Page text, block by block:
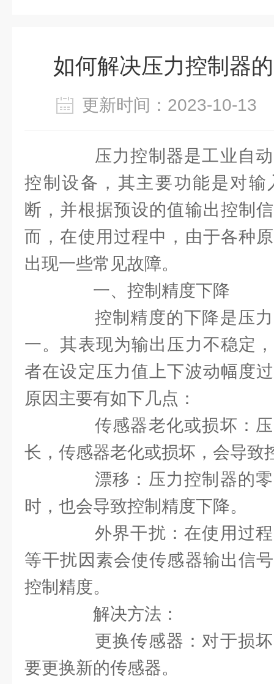
如何解决压力控制器
更新时间：2023-10-
压力控制器是工业自动
控制设备，其主要功能是对输
断，并根据预设的值输出控制
而，在使用过程中，由于各种
出现一些常见故障。
一、控制精度下降
控制精度的下降是压力
一。其表现为输出压力不稳定
者在设定压力值上下波动幅度
原因主要有如下几点：
传感器老化或损坏：压
长，传感器老化或损坏，会导致
漂移：压力控制器的零
时，也会导致控制精度下降。
外界干扰：在使用过程
等干扰因素会使传感器输出信
控制精度。
解决方法：
更换传感器：对于损坏
要更换新的传感器。